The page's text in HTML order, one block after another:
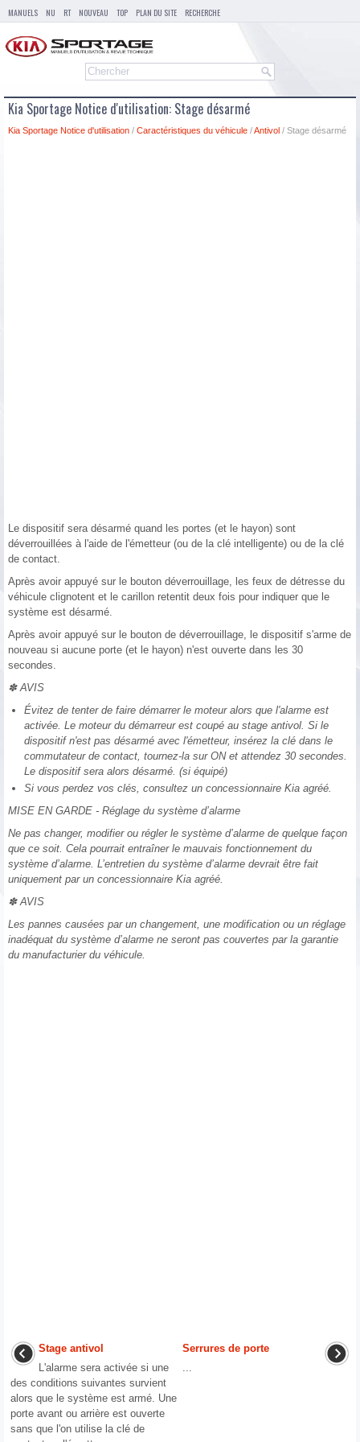
MANUELS NU RT NOUVEAU TOP PLAN DU SITE RECHERCHE
Kia Sportage Notice d'utilisation: Stage désarmé
Kia Sportage Notice d'utilisation / Caractéristiques du véhicule /Antivol / Stage désarmé
Le dispositif sera désarmé quand les portes (et le hayon) sont
déverrouillées à l'aide de l'émetteur (ou de la clé intelligente) ou de la clé
de contact.
Après avoir appuyé sur le bouton déverrouillage, les feux de détresse du
véhicule clignotent et le carillon retentit deux fois pour indiquer que le
système est désarmé.
Après avoir appuyé sur le bouton de déverrouillage, le dispositif s'arme de
nouveau si aucune porte (et le hayon) n'est ouverte dans les 30
secondes.
✽ AVIS
Évitez de tenter de faire démarrer le moteur alors que l'alarme est
activée. Le moteur du démarreur est coupé au stage antivol. Si le
dispositif n'est pas désarmé avec l'émetteur, insérez la clé dans le
commutateur de contact, tournez-la sur ON et attendez 30 secondes.
Le dispositif sera alors désarmé. (si équipé)
Si vous perdez vos clés, consultez un concessionnaire Kia agréé.
MISE EN GARDE - Réglage du système d’alarme
Ne pas changer, modifier ou régler le système d’alarme de quelque façon
que ce soit. Cela pourrait entraîner le mauvais fonctionnement du
système d’alarme. L’entretien du système d’alarme devrait être fait
uniquement par un concessionnaire Kia agréé.
✽ AVIS
Les pannes causées par un changement, une modification ou un réglage
inadéquat du système d’alarme ne seront pas couvertes par la garantie
du manufacturier du véhicule.
Stage antivol
L'alarme sera activée si une
des conditions suivantes survient
alors que le système est armé. Une
porte avant ou arrière est ouverte
sans que l'on utilise la clé de
Serrures de porte
...